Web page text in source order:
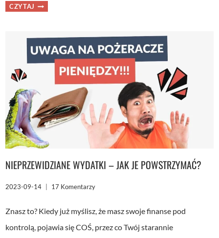
CZYTAJ INFLACJA
STYLU
TWOICH
PIENIĘDZY
NIEPRZEWIDZIANE WYDATKI – JAK JE POWSTRZYMAĆ?
2023-09-14 17 Komentarzy
Znasz to? Kiedy już myślisz, że masz swoje finanse pod
kontrolą, pojawia się COŚ, przez co Twój starannie